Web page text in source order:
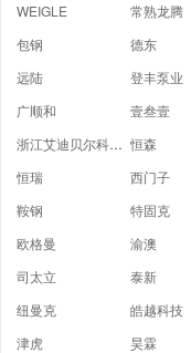
WEIGLE
常熟龙腾
包钢
德东
远陆
登丰泵业
广顺和
壹叁壹
浙江艾迪贝尔科技有限公司 恒森
恒瑞
西门子
鞍钢
特固克
欧格曼
渝澳
司太立
泰新
纽曼克
皓越科技
津虎
昊霖